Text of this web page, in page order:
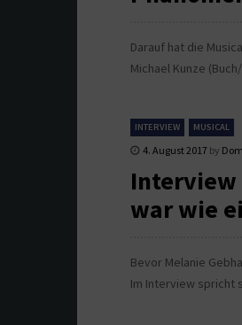
Darauf hat die
Michael Kunze
INTERVIEW MUSICAL
4. August 2017 by
Interview
war wie
Bevor Melanie
Im Interview spricht